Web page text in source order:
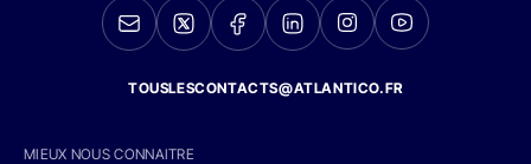
TOUSLESCONTACTS@ATLANTICO.FR
MIEUX NOUS CONNAITRE